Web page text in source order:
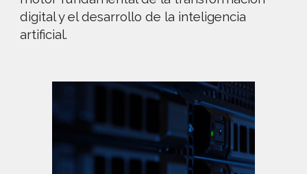
digital y el desarrollo de la inteligencia
artificial.